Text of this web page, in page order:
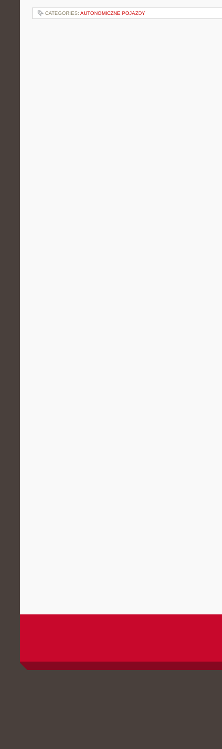
CATEGORIES: AUTONOMICZNE POJAZDY